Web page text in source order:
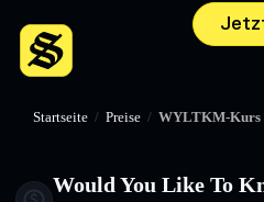
Startseite / Preise / WYLTKM-Kurs
Would You Like To